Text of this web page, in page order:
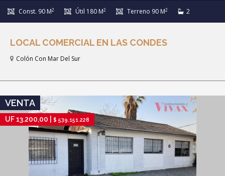
Const. 90 M2 Útil 180 M2 Terreno 90 M2 2
LOCAL COMERCIAL EN LAS CONDES
Colón Con Mar Del Sur
VENTA
UF 13.200,00 | $ 539.151.228